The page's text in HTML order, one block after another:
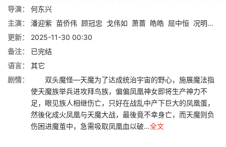
导演：
何东兴
主演：
潘迎紫 苗侨伟 顾冠忠 戈伟如 萧蔷 皓皓 屈中恒 况明洁
更新：
2025-11-30 00:30
备注：
已完结
语言：
其它
剧情：
双头魔怪—天魔为了达成统治宇宙的野心，施展魔法指
使天魔族举兵进攻拜鸟族，偏偏凤凰神女即将生产神力不
足，眼见族人相继伤亡，只好在战乱中产下巨大的凤凰蛋，
然後化成火凤凰与天魔大战，最後竟不幸身亡，而天魔则负
伤困进魔茧中，急需吸取凤凰血以破...全文